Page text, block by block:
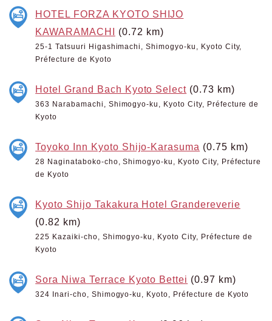
HOTEL FORZA KYOTO SHIJO
KAWARAMACHI (0.72 km)
25-1 Tatsuuri Higashimachi, Shimogyo-ku, Kyoto City,
Préfecture de Kyoto
Hotel Grand Bach Kyoto Select (0.73 km)
363 Narabamachi, Shimogyo-ku, Kyoto City, Préfecture de
Kyoto
Toyoko Inn Kyoto Shijo-Karasuma (0.75 km)
28 Naginataboko-cho, Shimogyo-ku, Kyoto City, Préfecture
de Kyoto
Kyoto Shijo Takakura Hotel Grandereverie
(0.82 km)
225 Kazaiki-cho, Shimogyo-ku, Kyoto City, Préfecture de
Kyoto
Sora Niwa Terrace Kyoto Bettei (0.97 km)
324 Inari-cho, Shimogyo-ku, Kyoto, Préfecture de Kyoto